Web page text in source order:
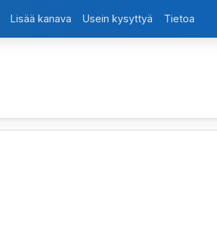
Lisää kanava Usein kysyttyä Tietoa